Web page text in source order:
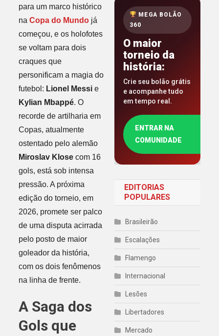
para um marco histórico
na Copa do Mundojá
começou, e os holofotes
se voltam para dois
craques que
personificam a magia do
futebol: Lionel Messie
Kylian Mbappé. O
recorde de artilharia em
Copas, atualmente
ostentado pelo alemão
Miroslav Klosecom 16
gols, está sob intensa
pressão. A próxima
edição do torneio, em
2026, promete ser palco
de uma disputa acirrada
pelo posto de maior
goleador da história,
com os dois fenômenos
na linha de frente.
A Saga dos
Gols que
MEGA BOLÃO
360
O maior
torneio da
história:
Crie seu bolão grátis
e acompanhe tudo
em tempo real.
ENTRAR NA
COMUNIDADE
EDITORIAS
POPULARES
Brasileirão
Escalações
Flamengo
Internacional
Lesões
Libertadores
Mercado